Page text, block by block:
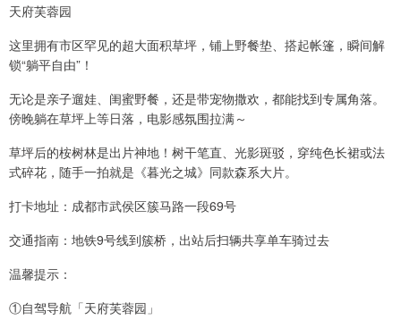
天府芙蓉园
这里拥有市区罕见的超大面积草坪，铺上野餐垫、搭起帐篷，瞬间解
锁“躺平自由”！
无论是亲子遛娃、闺蜜野餐，还是带宠物撒欢，都能找到专属角落。
傍晚躺在草坪上等日落，电影感氛围拉满～
草坪后的桉树林是出片神地！树干笔直、光影斑驳，穿纯色长裙或法
式碎花，随手一拍就是《暮光之城》同款森系大片。
打卡地址：成都市武侯区簇马路一段69号
交通指南：地铁9号线到簇桥，出站后扫辆共享单车骑过去
温馨提示：
①自驾导航「天府芙蓉园」